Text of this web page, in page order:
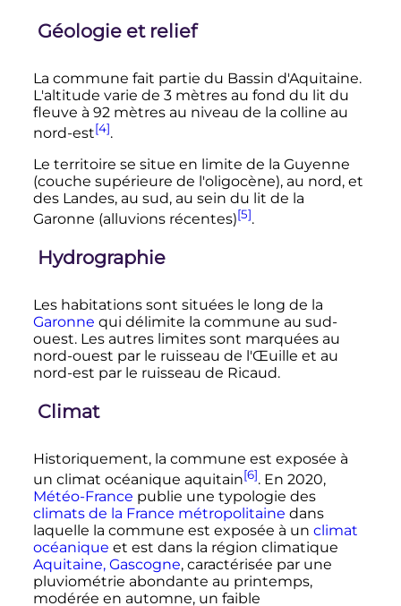
Géologie et relief
La commune fait partie du Bassin d'Aquitaine.
L'altitude varie de 3 mètresau fond du lit du
fleuve à 92 mètresau niveau de la colline au
nord-est[4].
Le territoire se situe en limite de la Guyenne
(couche supérieure de l'oligocène), au nord, et
des Landes, au sud, au sein du lit de la
Garonne (alluvions récentes)[5].
Hydrographie
Les habitations sont situées le long de la
Garonne qui délimite la commune au sud-
ouest. Les autres limites sont marquées au
nord-ouest par le ruisseau de l'Œuille et au
nord-est par le ruisseau de Ricaud.
Climat
Historiquement, la commune est exposée à
un climat océanique aquitain[6]. En 2020,
Météo-France publie une typologie des
climats de la France métropolitaine dans
laquelle la commune est exposée à un climat
océanique et est dans la région climatique
Aquitaine, Gascogne, caractérisée par une
pluviométrie abondante au printemps,
modérée en automne, un faible